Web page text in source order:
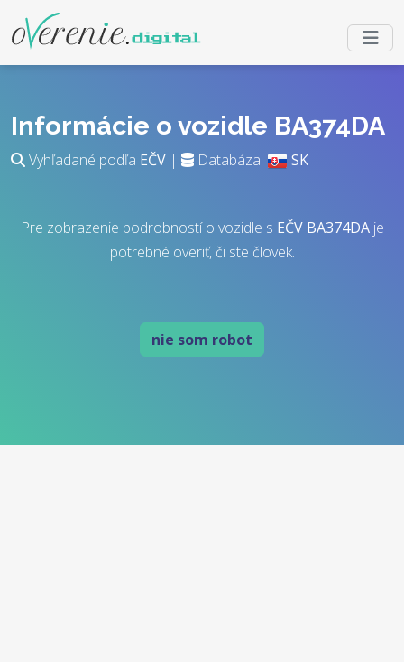
Informácie o vozidle BA374DA
Vyhľadané podľa EČV | Databáza: SK
Pre zobrazenie podrobností o vozidle s EČV BA374DAje
potrebné overiť, či ste človek.
nie som robot